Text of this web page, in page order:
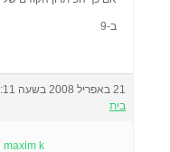
ב-9
21 באפריל 2008 בשעה 07:11
בית
maxim k